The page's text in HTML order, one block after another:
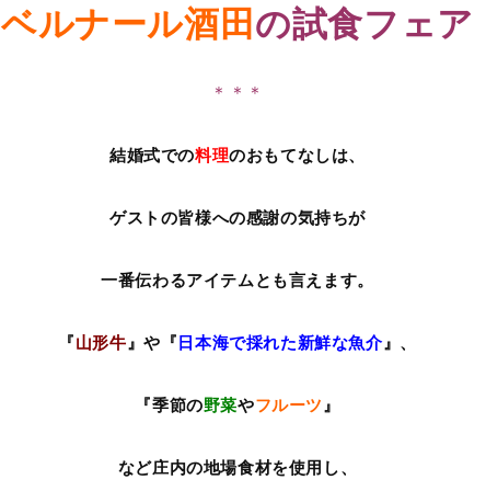
ベルナール酒田 の試食フェア
＊＊＊
結婚式での料理のおもてなしは、
ゲストの皆様への感謝の気持ちが
一番伝わるアイテムとも言えます。
『山形牛 』や『 日本海で採れた新鮮な魚介』、
『季節の野菜やフルーツ 』
など庄内の地場食材を使用し、